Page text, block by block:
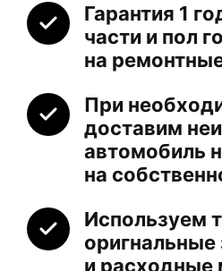
Гарантия 1
части и пол
на
При
доставим
автомобиль
на
Используем
оригнальные
и расходные